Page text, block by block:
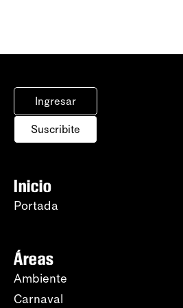
Ingresar
Suscribite
Inicio
Portada
Áreas
Ambiente
Carnaval